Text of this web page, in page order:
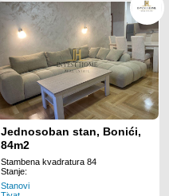
Jednosoban stan, Bonići,
84m2
Stambena kvadratura 84
Stanje:
Stanovi